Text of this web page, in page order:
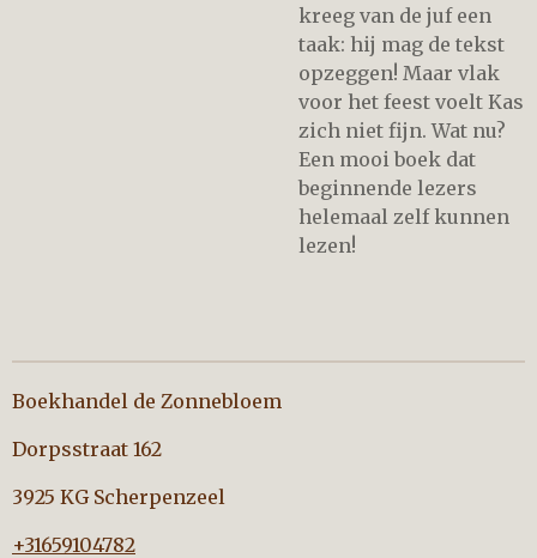
kreeg van de juf een
taak: hij mag de tekst
opzeggen! Maar vlak
voor het feest voelt Kas
zich niet fijn. Wat nu?
Een mooi boek dat
beginnende lezers
helemaal zelf kunnen
lezen!
Boekhandel de Zonnebloem
Dorpsstraat 162
3925 KG Scherpenzeel
+31659104782